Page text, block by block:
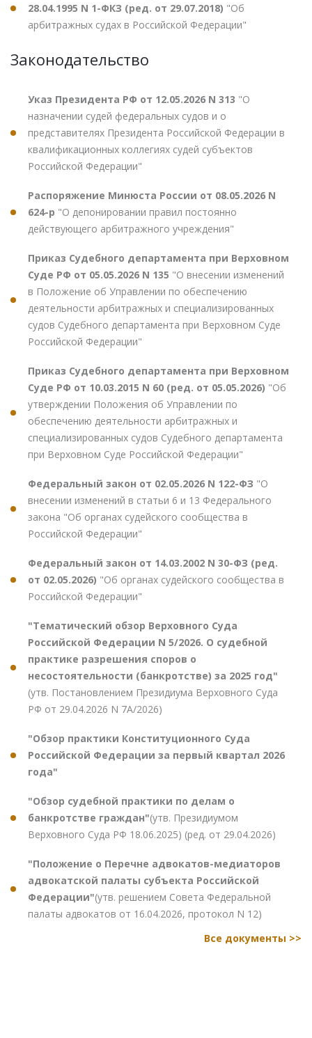
28.04.1995 N 1-ФКЗ (ред. от 29.07.2018) "Об
арбитражных судах в Российской Федерации"
Законодательство
Указ Президента РФ от 12.05.2026 N 313 "О
назначении судей федеральных судов и о
представителях Президента Российской Федерации в
квалификационных коллегиях судей субъектов
Российской Федерации"
Распоряжение Минюста России от 08.05.2026 N
624-р "О депонировании правил постоянно
действующего арбитражного учреждения"
Приказ Судебного департамента при Верховном
Суде РФ от 05.05.2026 N 135 "О внесении изменений
в Положение об Управлении по обеспечению
деятельности арбитражных и специализированных
судов Судебного департамента при Верховном Суде
Российской Федерации"
Приказ Судебного департамента при Верховном
Суде РФ от 10.03.2015 N 60 (ред. от 05.05.2026) "Об
утверждении Положения об Управлении по
обеспечению деятельности арбитражных и
специализированных судов Судебного департамента
при Верховном Суде Российской Федерации"
Федеральный закон от 02.05.2026 N 122-ФЗ "О
внесении изменений в статьи 6 и 13 Федерального
закона "Об органах судейского сообщества в
Российской Федерации"
Федеральный закон от 14.03.2002 N 30-ФЗ (ред.
от 02.05.2026) "Об органах судейского сообщества в
Российской Федерации"
"Тематический обзор Верховного Суда
Российской Федерации N 5/2026. О судебной
практике разрешения споров о
несостоятельности (банкротстве) за 2025 год"
(утв. Постановлением Президиума Верховного Суда
РФ от 29.04.2026 N 7А/2026)
"Обзор практики Конституционного Суда
Российской Федерации за первый квартал 2026
года"
"Обзор судебной практики по делам о
банкротстве граждан"(утв. Президиумом
Верховного Суда РФ 18.06.2025) (ред. от 29.04.2026)
"Положение о Перечне адвокатов-медиаторов
адвокатской палаты субъекта Российской
Федерации"(утв. решением Совета Федеральной
палаты адвокатов от 16.04.2026, протокол N 12)
Все документы >>